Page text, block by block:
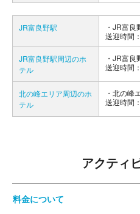
JR富良野駅
JR富良
送迎時間
JR富良野駅周辺のホ
テル
JR富良
送迎時間
北の峰エリア周辺のホ
テル
北の峰
送迎時間
アクティ
料金について